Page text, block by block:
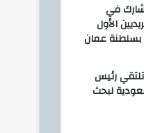
في
الأول
بسلطنة عمان
تلتقي رئيس
لبحث